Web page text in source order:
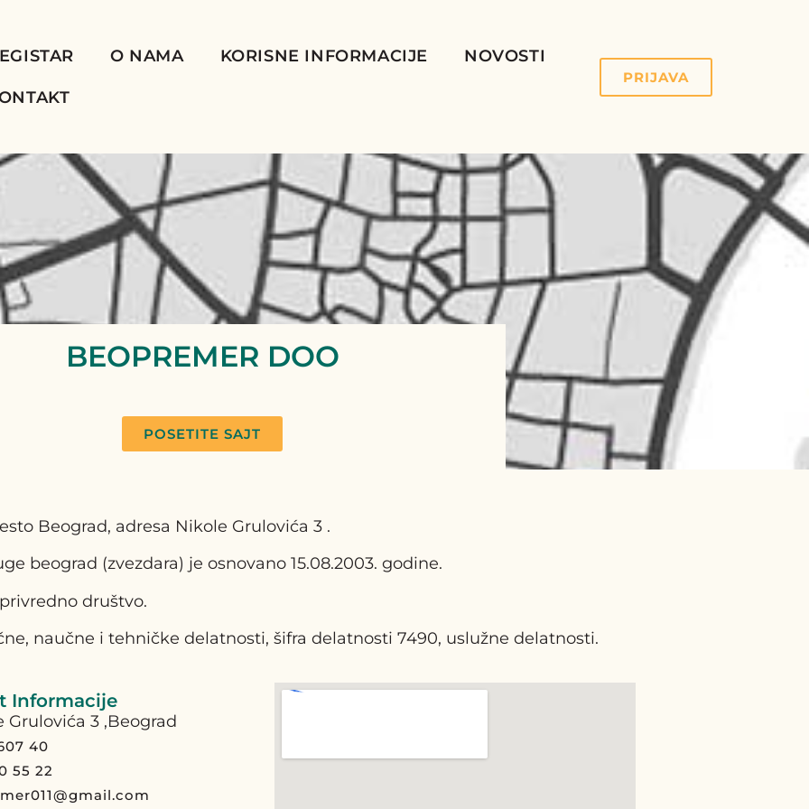
O NAMA KORISNE INFORMACIJE NOVOSTI
PRIJAVA
BEOPREMER DOO
POSETITE SAJT
Beograd, adresa Nikole Grulovića 3 .
beograd (zvezdara) je osnovano 15.08.2003. godine.
društvo.
naučne i tehničke delatnosti, šifra delatnosti 7490, uslužne delatnosti.
Informacije
Grulovića 3 ,Beograd
40
55 22